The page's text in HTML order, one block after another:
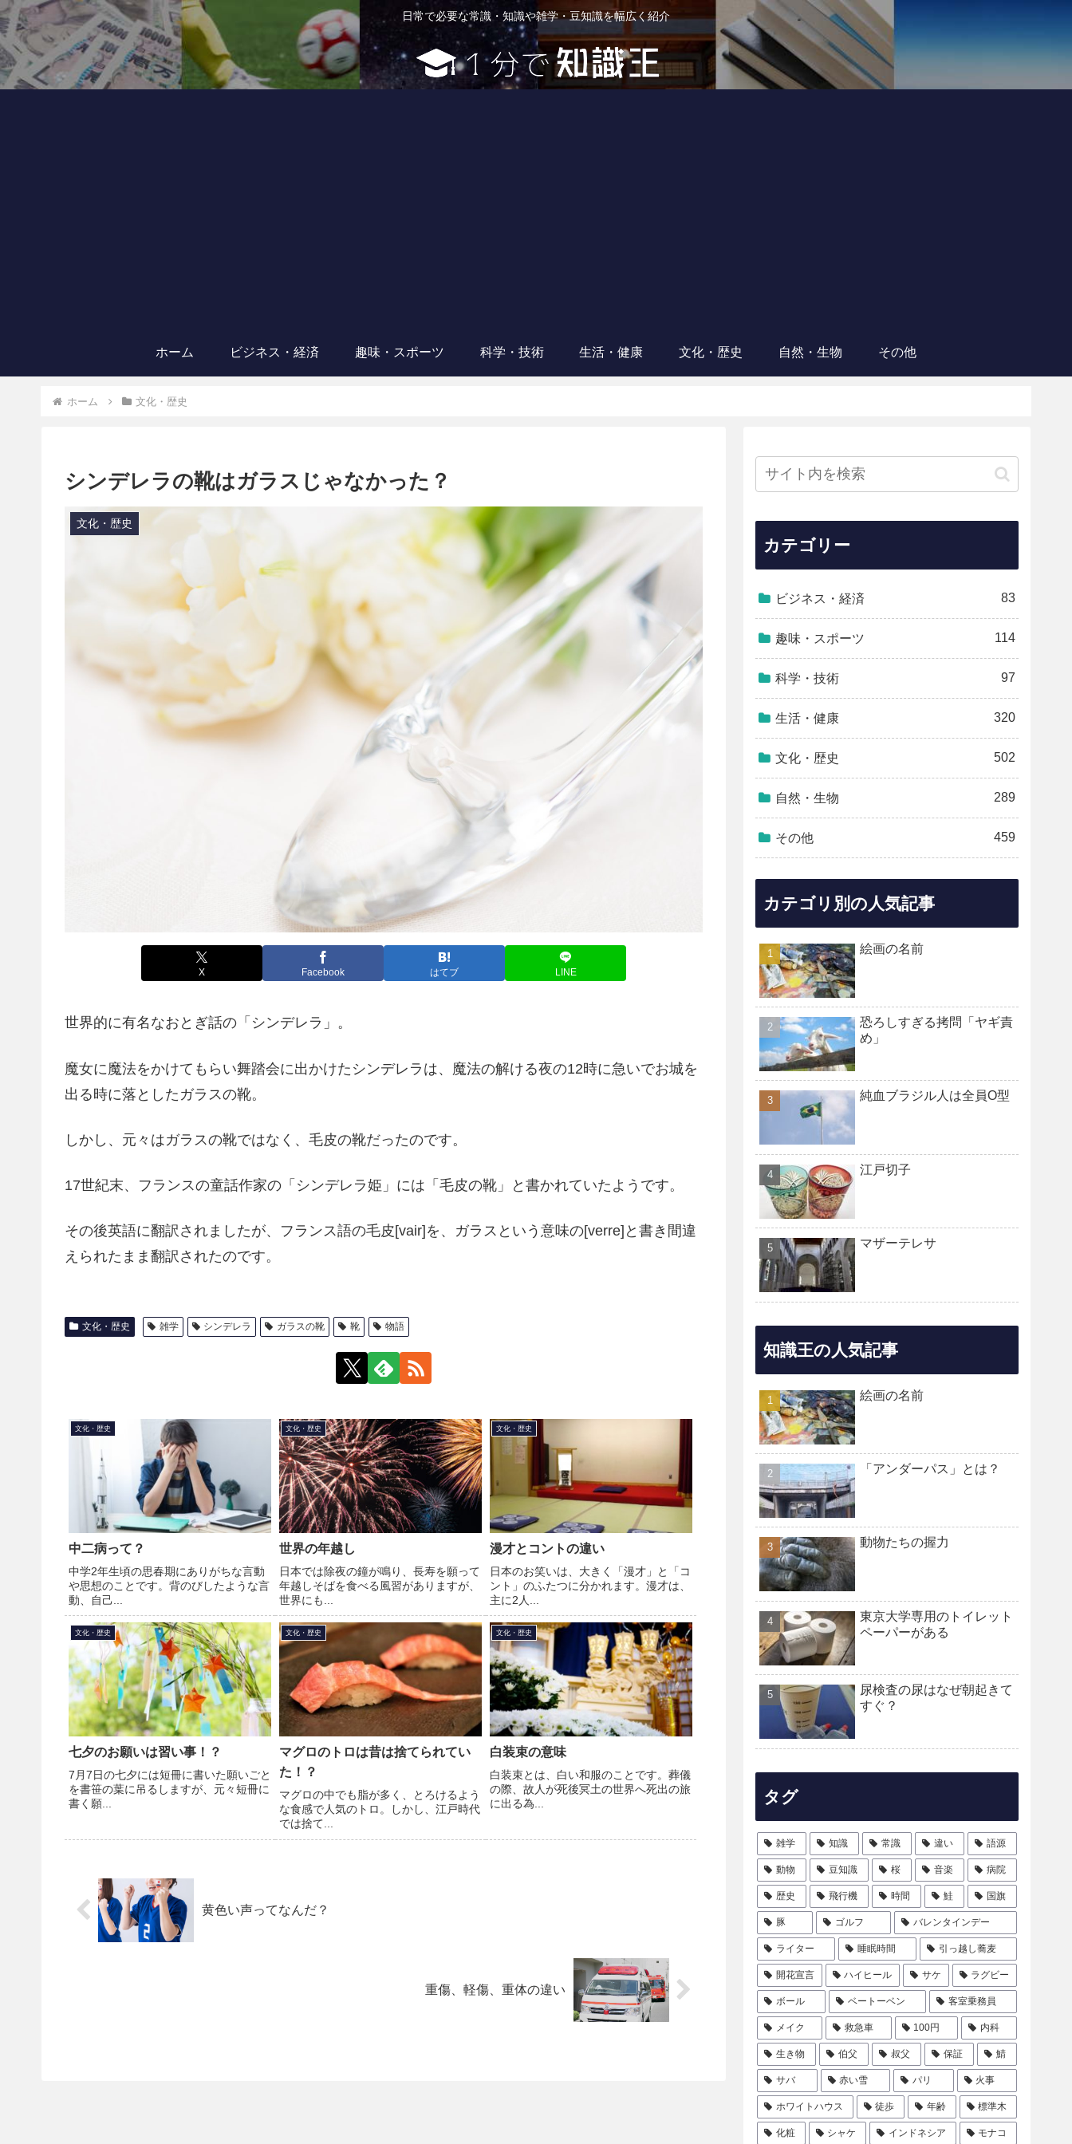
日常で必要な常識・知識や雑学・豆知識を幅広く紹介
ホーム ビジネス・経済 趣味・スポーツ 科学・技術 生活・健康 文化・歴史 自然・生物 その他
ホーム 文化・歴史
シンデレラの靴はガラスじゃなかった？
文化・歴史
X Facebook はてブ LINE
世界的に有名なおとぎ話の「シンデレラ」。
魔女に魔法をかけてもらい舞踏会に出かけたシンデレラは、魔法の解ける夜の12時に急いでお城を
出る時に落としたガラスの靴。
しかし、元々はガラスの靴ではなく、毛皮の靴だったのです。
17世紀末、フランスの童話作家の「シンデレラ姫」には「毛皮の靴」と書かれていたようです。
その後英語に翻訳されましたが、フランス語の毛皮[vair]を、ガラスという意味の[verre]と書き間違
えられたまま翻訳されたのです。
文化・歴史 雑学 シンデレラ ガラスの靴 靴 物語
文化・歴史
中二病って？
中学2年生頃の思春期にありがちな言動
や思想のことです。背のびしたような言
動、自己...
文化・歴史
世界の年越し
日本では除夜の鐘が鳴り、長寿を願って
年越しそばを食べる風習がありますが、
世界にも...
文化・歴史
漫才とコントの違い
日本のお笑いは、大きく「漫才」と「コ
ント」のふたつに分かれます。漫才は、
主に2人...
文化・歴史
七夕のお願いは習い事！？
7月7日の七夕には短冊に書いた願いごと
を書笹の葉に吊るしますが、元々短冊に
書く願...
文化・歴史
マグロのトロは昔は捨てられてい
た！？
マグロの中でも脂が多く、とろけるよう
な食感で人気のトロ。しかし、江戸時代
では捨て...
文化・歴史
白装束の意味
白装束とは、白い和服のことです。葬儀
の際、故人が死後冥土の世界へ死出の旅
に出る為...
黄色い声ってなんだ？
重傷、軽傷、重体の違い
カテゴリー
ビジネス・経済 83
趣味・スポーツ 114
科学・技術 97
生活・健康 320
文化・歴史 502
自然・生物 289
その他 459
カテゴリ別の人気記事
絵画の名前
恐ろしすぎる拷問「ヤギ責
め」
純血ブラジル人は全員O型
江戸切子
マザーテレサ
知識王の人気記事
絵画の名前
「アンダーパス」とは？
動物たちの握力
東京大学専用のトイレット
ペーパーがある
尿検査の尿はなぜ朝起きて
すぐ？
タグ
雑学 知識 常識 違い 語源
動物 豆知識 桜 音楽 病院
歴史 飛行機 時間 鮭 国旗
豚 ゴルフ バレンタインデー
ライター 睡眠時間 引っ越し蕎麦
開花宣言 ハイヒール サケ ラグビー
ボール ベートーベン 客室乗務員
メイク 救急車 100円 内科
生き物 伯父 叔父 保証 鯖
サバ 赤い雪 パリ 火事
ホワイトハウス 徒歩 年齢 標準木
化粧 シャケ インドネシア モナコ